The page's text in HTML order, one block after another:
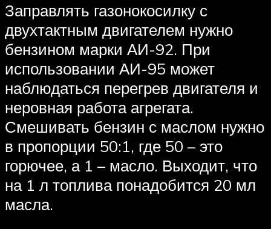
Заправлять газонокосилку с
двухтактным двигателем нужно
бензином марки АИ-92. При
использовании АИ-95 может
наблюдаться перегрев двигателя и
неровная работа агрегата.
Смешивать бензин с маслом нужно
в пропорции 50:1, где 50 – это
горючее, а 1 – масло. Выходит, что
на 1 л топлива понадобится 20 мл
масла.